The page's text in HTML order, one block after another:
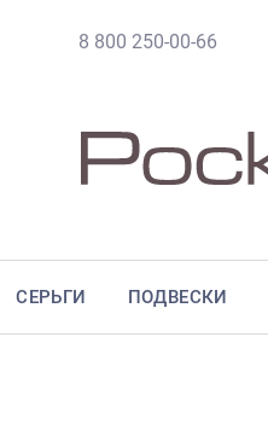
8 800 250-00-66
СЕРЬГИ ПОДВЕСКИ